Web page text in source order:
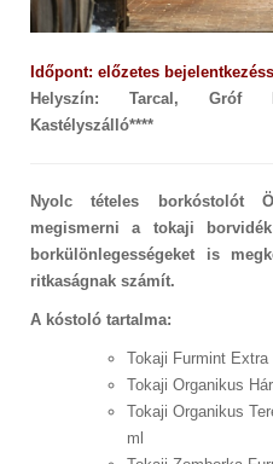
Időpont: előzetes
Helyszín: Tarcal, Gróf
Kastélyszálló****
Nyolc tételes borkóstolót
megismerni a tokaji
borkülönlegességeket is
ritkaságnak számít.
A kóstoló tartalma:
Tokaji Furmint Extra
Tokaji Organikus
Tokaji Organikus
ml